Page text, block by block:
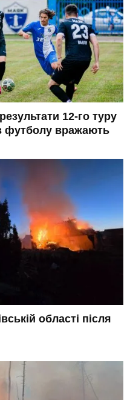
12-го туру
футболу вражають
області після